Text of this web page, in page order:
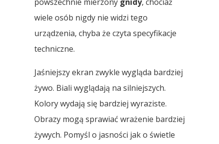
wiele osób nigdy nie widzi tego
urządzenia, chyba że czyta specyfikacje
techniczne.
Jaśniejszy ekran zwykle wygląda bardziej
żywo. Biali wyglądają na silniejszych.
Kolory wydają się bardziej wyraziste.
Obrazy mogą sprawiać wrażenie bardziej
żywych. Pomyśl o jasności jak o świetle